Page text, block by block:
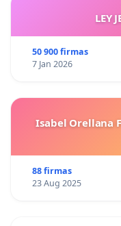
LEY
50 900 firmas
7 Jan 2026
Isabel Orellana
88 firmas
23 Aug 2025